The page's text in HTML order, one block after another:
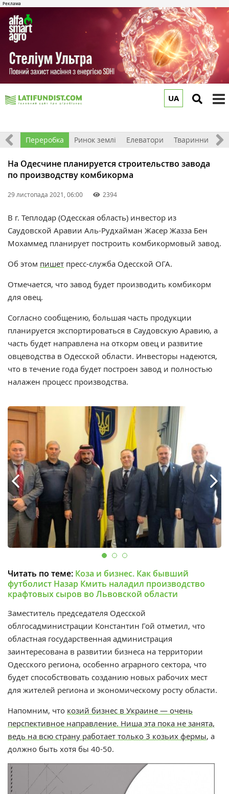
UA
Переробка Ринок землі Елеватори Тваринництво
На Одесчине планируется строительство завода
по производству комбикорма
29 листопада 2021, 06:00 2394
В г. Теплодар (Одесская область) инвестор из
Саудовской Аравии Аль-Рудхайман Жасер Жазза Бен
Мохаммед планирует построить комбикормовый завод.
Об этом пишет пресс-служба Одесской ОГА.
Отмечается, что завод будет производить комбикорм
для овец.
Согласно сообщению, большая часть продукции
планируется экспортироваться в Саудовскую Аравию, а
часть будет направлена на откорм овец и развитие
овцеводства в Одесской области. Инвесторы надеются,
что в течение года будет построен завод и полностью
налажен процесс производства.
Читать по теме: Коза и бизнес. Как бывший
футболист Назар Кмить наладил производство
крафтовых сыров во Львовской области
Заместитель председателя Одесской
облгосадминистрации Константин Гой отметил, что
областная государственная администрация
заинтересована в развитии бизнеса на территории
Одесского региона, особенно аграрного сектора, что
будет способствовать созданию новых рабочих мест
для жителей региона и экономическому росту области.
Напомним, что козий бизнес в Украине — очень
перспективное направление. Ниша эта пока не занята,
ведь на всю страну работает только 3 козьих фермы, а
должно быть хотя бы 40-50.